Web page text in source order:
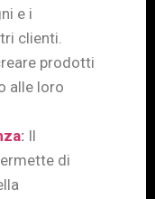
e i
clienti.
prodotti
alle loro
: Il
di